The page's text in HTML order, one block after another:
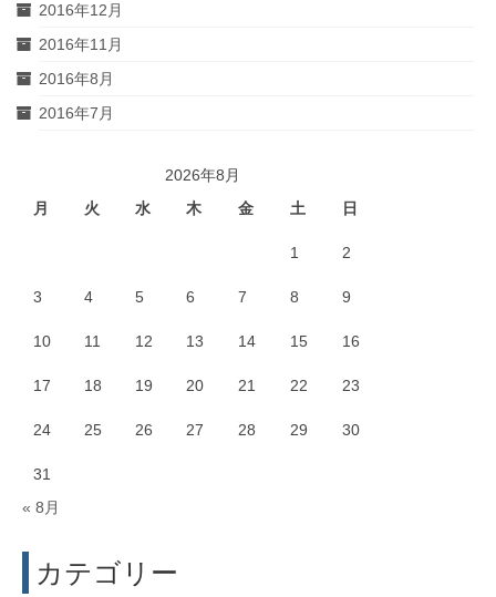
2016年12月
2016年11月
2016年8月
2016年7月
2026年8月
月
火 水 木 金 土 日
1 2
3 4 5 6 7 8 9
10 11 12 13 14 15 16
17 18 19 20 21 22 23
24 25 26 27 28 29 30
31
« 8月
カテゴリー